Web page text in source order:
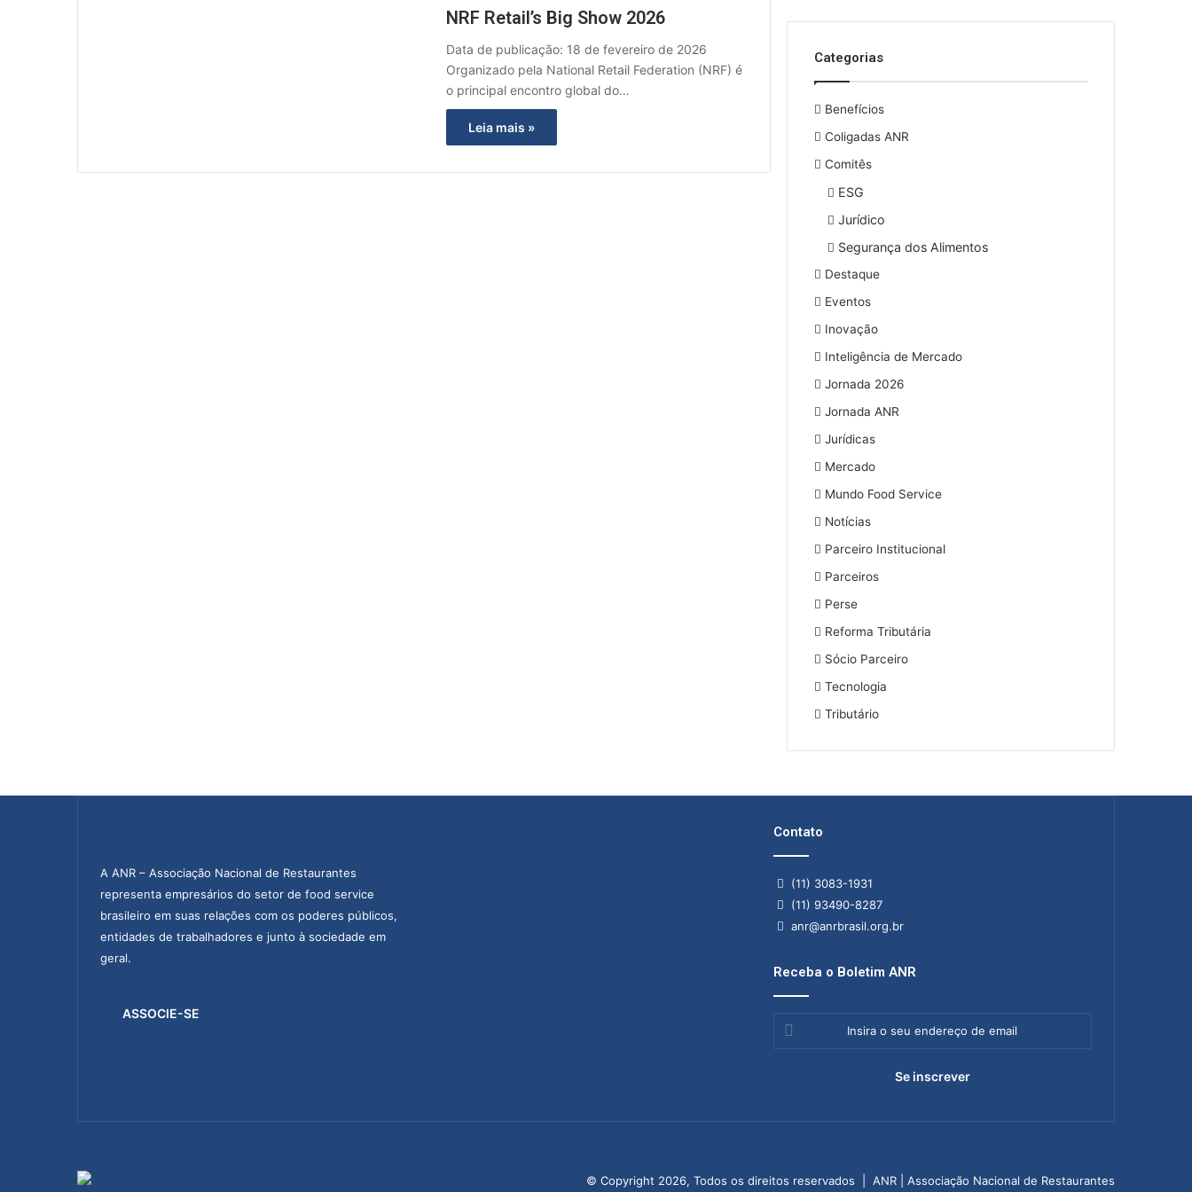
NRF Retail’s Big Show 2026
Data de publicação: 18 de fevereiro de 2026
Organizado pela National Retail Federation (NRF) é
o principal encontro global do…
Leia mais »
s
u
e
d
e
e
a
i
Categorias
Benefícios
Coligadas ANR
Comitês
ESG
Jurídico
Segurança dos Alimentos
Destaque
Eventos
Inovação
Inteligência de Mercado
Jornada 2026
Jornada ANR
Jurídicas
Mercado
Mundo Food Service
Notícias
Parceiro Institucional
Parceiros
Perse
Reforma Tributária
Sócio Parceiro
Tecnologia
Tributário
A ANR – Associação Nacional de Restaurantes
representa empresários do setor de food service
brasileiro em suas relações com os poderes públicos,
entidades de trabalhadores e junto à sociedade em
geral.
ASSOCIE-SE
Contato
(11) 3083-1931
(11) 93490-8287
anr@anrbrasil.org.br
Receba o Boletim ANR
Insira
© Copyright 2026, Todos os direitos reservados | ANR | Associação Nacional de Restaurantes